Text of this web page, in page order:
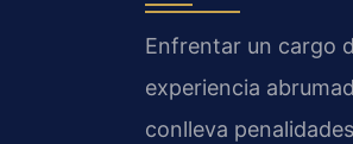
Enfrentar un cargo
experiencia
conlleva